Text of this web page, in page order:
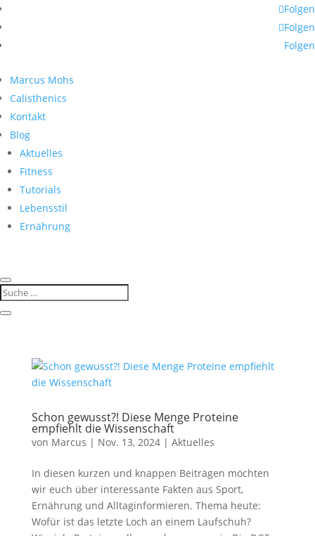
Folgen
Folgen
Folgen
Marcus Mohs
Calisthenics
Kontakt
Blog
Aktuelles
Fitness
Tutorials
Lebensstil
Ernährung
Schon gewusst?! Diese Menge Proteine
empfiehlt die Wissenschaft
von Marcus | Nov. 13, 2024| Aktuelles
In diesen kurzen und knappen Beiträgen möchten
wir euch über interessante Fakten aus Sport,
Ernährung und Alltaginformieren. Thema heute:
Wofür ist das letzte Loch an einem Laufschuh?